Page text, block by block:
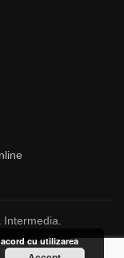
cu utilizarea